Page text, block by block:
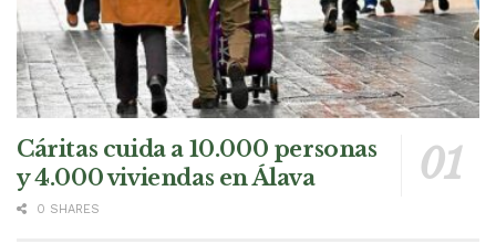
Cáritas cuida a 10.000 personas
y 4.000 viviendas en Álava
0 SHARES